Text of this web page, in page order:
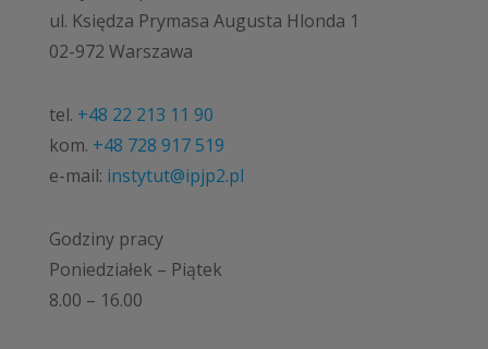
ul. Księdza Prymasa Augusta Hlonda 1
02-972 Warszawa
tel. +48 22 213 11 90
kom. +48 728 917 519
e-mail: instytut@ipjp2.pl
Godziny pracy
Poniedziałek – Piątek
8.00 – 16.00